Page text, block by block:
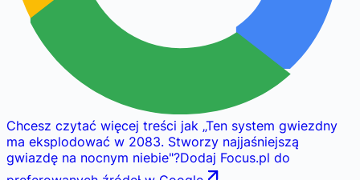
Chcesz czytać więcej treści jak „Ten system gwiezdny
ma eksplodować w 2083. Stworzy najjaśniejszą
gwiazdę na nocnym niebie"?Dodaj Focus.pl do